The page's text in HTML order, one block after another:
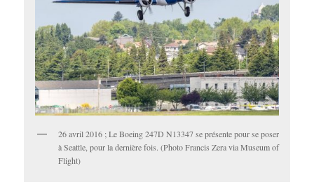
26 avril 2016 ; Le Boeing 247D N13347 se présente pour se poser
à Seattle, pour la dernière fois. (Photo Francis Zera via Museum of
Flight)